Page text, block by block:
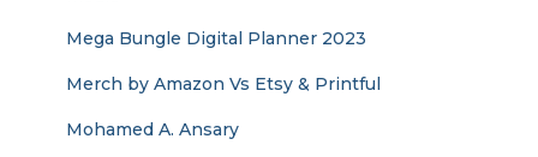
Mega Bungle Digital Planner 2023
Merch by Amazon Vs Etsy & Printful
Mohamed A. Ansary